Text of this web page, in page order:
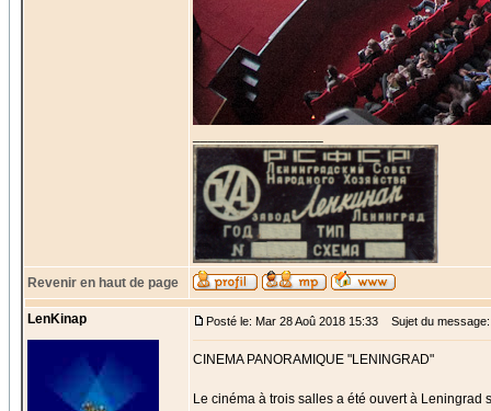
Revenir en haut de page
LenKinap Posté le: Mar 28 Aoû 2018 15:33 Sujet du message:
CINEMA PANORAMIQUE "LENINGRAD"
Le cinéma à trois salles a été ouvert à Leningrad